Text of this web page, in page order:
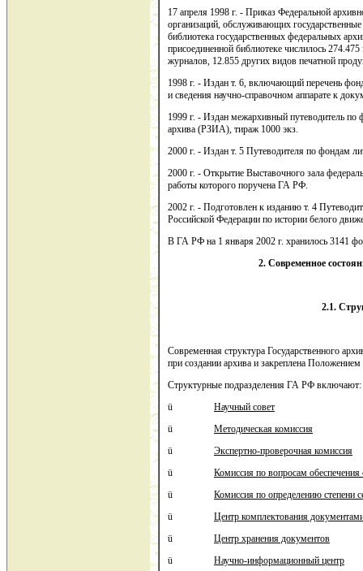
17 апреля 1998 г. - Приказ Федеральной
организаций, обслуживающих
библиотека государственных федеральных
присоединенной библиотеке числилось
журналов, 12.855 других видов печатной
1998 г. - Издан т. 6, включающий перечень
и сведения научно-справочном аппарате к
1999 г. - Издан межархивный путеводитель по
архива (РЗИА), тираж 1000 экз.
2000 г. - Издан т. 5 Путеводителя по фондам
2000 г. - Открытие Выставочного зала
работы которого поручена ГА РФ.
2002 г. - Подготовлен к изданию т. 4
Российской Федерации по истории белого
В ГА РФ на 1 января 2002 г. хранилось 3141
2. Современное
2.1.
Современная структура Государственного
при создании архива и закреплена
Структурные подразделения ГА РФ включают:
ü Научный совет
ü Методическая комиссия
ü Экспертно-проверочная комиссия
ü Комиссия по вопросам обеспечения
ü Комиссия по определению степени
ü Центр комплектования
ü Центр хранения документов
ü Научно-информационный центр